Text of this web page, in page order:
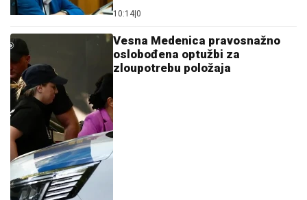
10:14 0
Vesna Medenica pravosnažno
oslobođena optužbi za
zloupotrebu položaja